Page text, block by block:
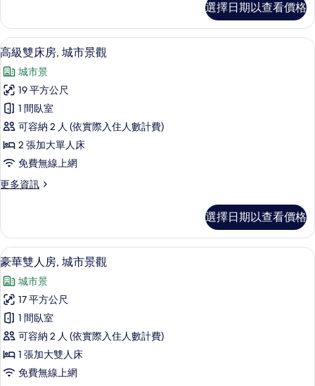
戶
的
所
有
相
片
雙
人
房,
窗
戶
的
詳
情
選擇日期以查看價格
顯
示
高
級
雙
床
房,
市
觀
的
所
有
相
片
7
高級雙床房, 城市景觀
城市景
19 平方公尺
1 間臥室
可容納 2 人 (依實際入住人數計費)
2 張加大單人床
免費無線上網
更多資訊
更
雙
床
房,
市
景
觀
的
詳
情
選擇日期以查看價格
顯
示
豪
華
雙
人
房,
8
豪華雙人房, 城市景觀
城市景
17 平方公尺
1 間臥室
可容納 2 人 (依實際入住人數計費)
1 張加大雙人床
免費無線上網